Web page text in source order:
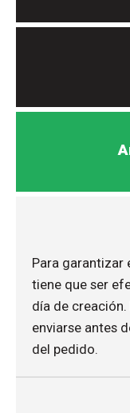
Para garantizar
tiene que ser
día de
enviarse antes
del pedido.